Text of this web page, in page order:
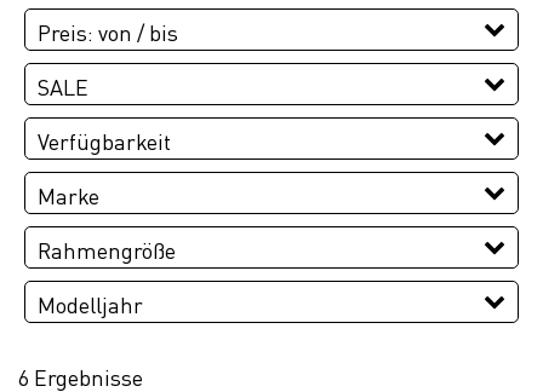
Preis: von / bis
EUR
EUR
PREISFILTER ANWENDEN
SALE
SALE
Verfügbarkeit
Marke
CUBE
Rahmengröße
L M
Modelljahr
6 Ergebnisse